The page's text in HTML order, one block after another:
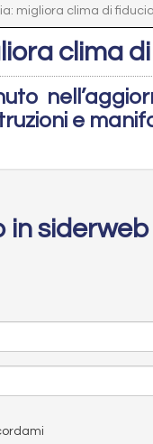
migliora clima di
clima
e
in siderweb